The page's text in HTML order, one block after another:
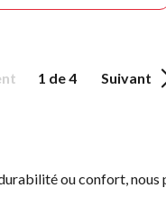
1 de 4 Suivant
ou confort,